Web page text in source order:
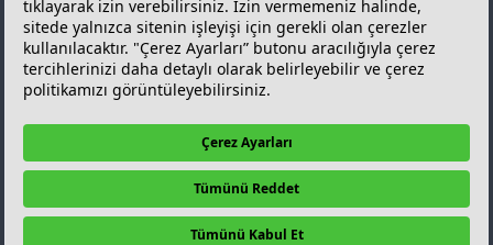
Güncel Akaryakıt
Fiyatları
KAMPANYALAR
Diğer Kampanyalar
İLETİŞİM
GO Türkiye
Bize Ulaşın
Bayimiz Olmak İçin